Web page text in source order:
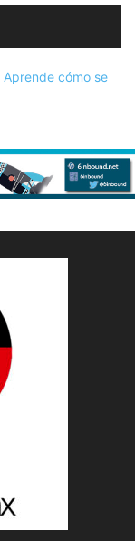
Aprende cómo se